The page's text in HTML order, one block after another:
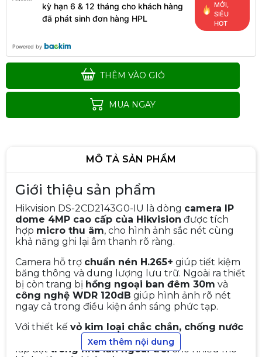
kỳ hạn 6 & 12 tháng cho khách hàng
đã phát sinh đơn hàng HPL
MỚI,
SIÊU
HOT
Powered by
THÊM VÀO GIỎ
MUA NGAY
MÔ TẢ SẢN PHẨM
Giới thiệu sản phẩm
Hikvision DS-2CD2143G0-IU là dòng camera IP
dome 4MP cao cấp của Hikvision được tích
hợp micro thu âm, cho hình ảnh sắc nét cùng
khả năng ghi lại âm thanh rõ ràng.
Camera hỗ trợ chuẩn nén H.265+ giúp tiết kiệm
băng thông và dung lượng lưu trữ. Ngoài ra thiết
bị còn trang bị hồng ngoại ban đêm 30m và
công nghệ WDR 120dB giúp hình ảnh rõ nét
ngay cả trong điều kiện ánh sáng phức tạp.
Với thiết kế vỏ kim loại chắc chắn, chống nước
IP67 và chống va đập IK10, sản phẩm phù hợp
lắp đặt trong nhà lẫn ngoài trờicho nhiều mô
Xem thêm nội dung
Camera IP 2.0MP HIKVISION DS-
1.090.000đ 1.390.000đ
-22%
Trọn Bộ Camera IP 4 Mắt
Hikvision 2.0MP